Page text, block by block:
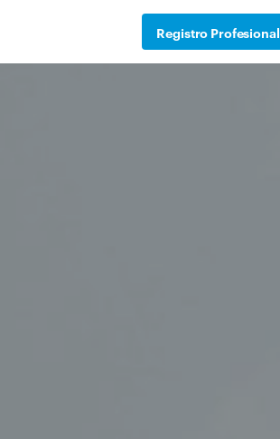
Registro Profesional